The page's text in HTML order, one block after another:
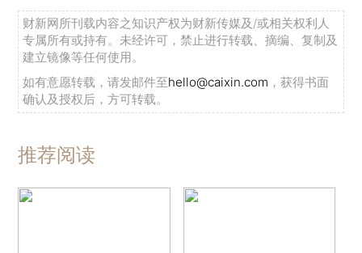
财新网所刊载内容之知识产权为财新传媒及/或相关权利人
专属所有或持有。未经许可，禁止进行转载、摘编、复制及
建立镜像等任何使用。
如有意愿转载，请发邮件至hello@caixin.com ，获得书面
确认及授权后，方可转载。
推荐阅读